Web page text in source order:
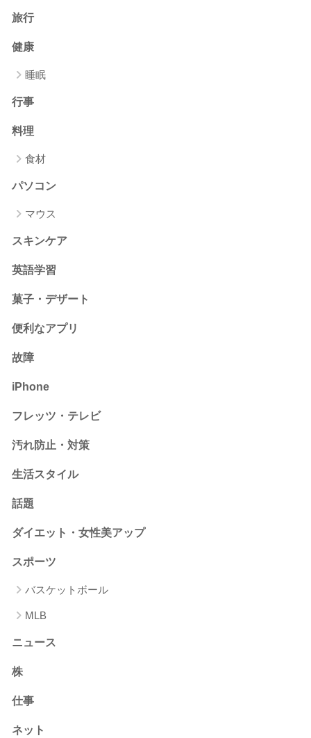
旅行
健康
睡眠
行事
料理
食材
パソコン
マウス
スキンケア
英語学習
菓子・デザート
便利なアプリ
故障
iPhone
フレッツ・テレビ
汚れ防止・対策
生活スタイル
話題
ダイエット・女性美アップ
スポーツ
バスケットボール
MLB
ニュース
株
仕事
ネット